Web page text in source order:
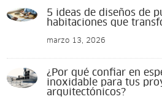
5 ideas de diseños de
habitaciones que
marzo 13, 2026
¿Por qué confiar en
inoxidable para tus
arquitectónicos?